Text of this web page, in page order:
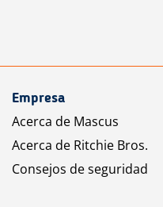
Empresa
Acerca de Mascus
Acerca de Ritchie Bros.
Consejos de seguridad